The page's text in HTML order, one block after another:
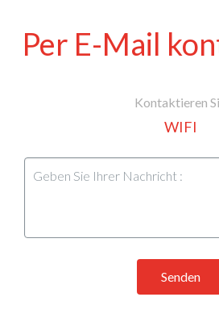
Per E-Mail
Kontaktieren
WIFI
Senden